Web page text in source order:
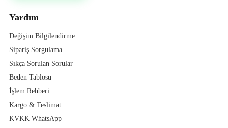
Yardım
Değişim Bilgilendirme
Sipariş Sorgulama
Sıkça Sorulan Sorular
Beden Tablosu
İşlem Rehberi
Kargo & Teslimat
KVKK WhatsApp